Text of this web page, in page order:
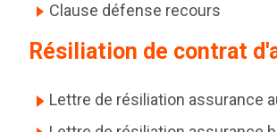
Lettre de résiliation assurance